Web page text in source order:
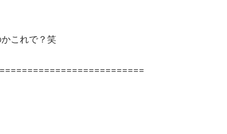
これで？笑